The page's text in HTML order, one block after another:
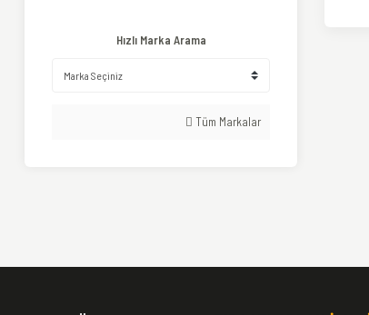
Hızlı Marka Arama
Tüm Markalar